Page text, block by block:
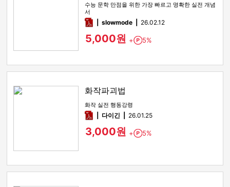
수능 문학 만점을 위한 가장 빠르고 명확한 실전 개념
서
pdfslowmode 26.02.12
5,000원 + Point
5%
화작파괴법
화작 실전 행동강령
pdf다이긴 26.01.25
3,000원 + Point
5%